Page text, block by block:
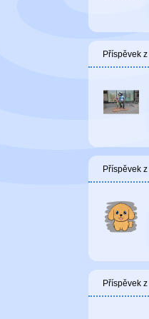
Příspěvek z
Příspěvek z
Příspěvek z